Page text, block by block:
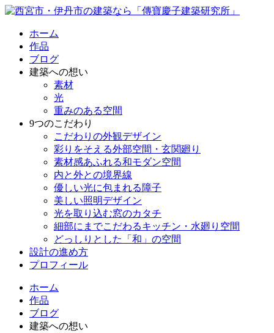
ホーム
作品
ブログ
建築への想い
素材
光
重みのある空間
9つのこだわり
こだわりの外観デザイン
彩りをそえる外部空間・玄関廻り
素材感あふれる和モダン空間
内と外との境界線
優しい光に包まれる障子
美しい照明デザイン
光を取り込む窓のカタチ
細部にまでこだわるキッチン・水廻り空間
どっしりとした「和」の空間
設計の進め方
プロフィール
ホーム
作品
ブログ
建築への想い